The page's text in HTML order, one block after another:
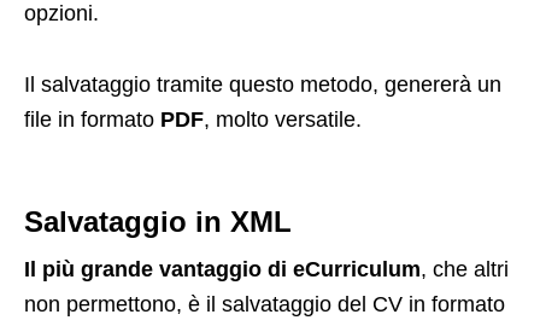
opzioni.
Il salvataggio tramite questo metodo, genererà un
file in formato PDF, molto versatile.
Salvataggio in XML
Il più grande vantaggio di eCurriculum, che altri
non permettono, è il salvataggio del CV in formato